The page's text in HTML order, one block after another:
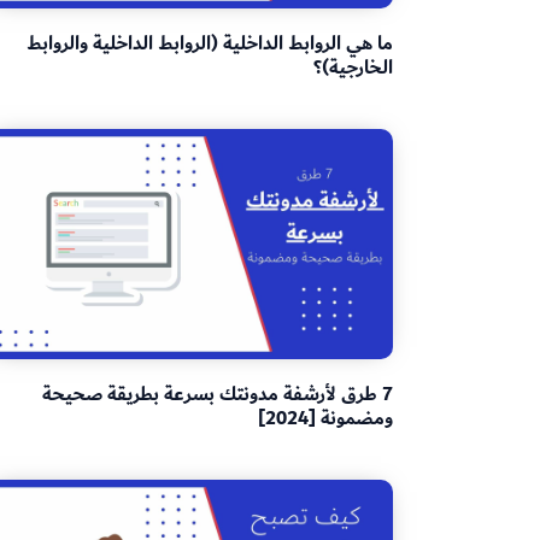
ما هي الروابط الداخلية (الروابط الداخلية والروابط
الخارجية)؟
7 طرق لأرشفة مدونتك بسرعة بطريقة صحيحة
ومضمونة [2024]